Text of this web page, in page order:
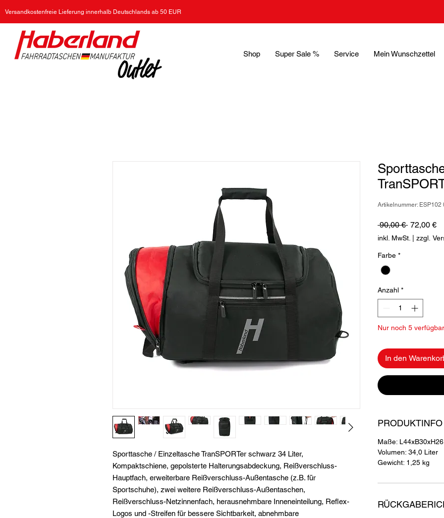
Versandkostenfreie Lieferung innerhalb Deutschlands ab 50 EUR
Shop Super Sale % Service Mein Wunschzettel
Sporttasche / Einzeltasche TranSPORTer schwarz 34 Liter,
Kompaktschiene, gepolsterte Halterungsabdeckung, Reißverschluss-
Hauptfach, erweiterbare Reißverschluss-Außentasche (z.B. für
Sportschuhe), zwei weitere Reißverschluss-Außentaschen,
Reißverschluss-Netzinnenfach, herausnehmbare Inneneinteilung, Reflex-
Logos und -Streifen für bessere Sichtbarkeit, abnehmbare
Artikelnummer: ESP102
90,00 € 72,00 €
inkl. MwSt. zzgl.
Farbe *
Anzahl *
Nur noch 5 verfügbar
In den
PRODUKTINFO
Maße:
Volumen: 34,0 Liter
Gewicht: 1,25 kg